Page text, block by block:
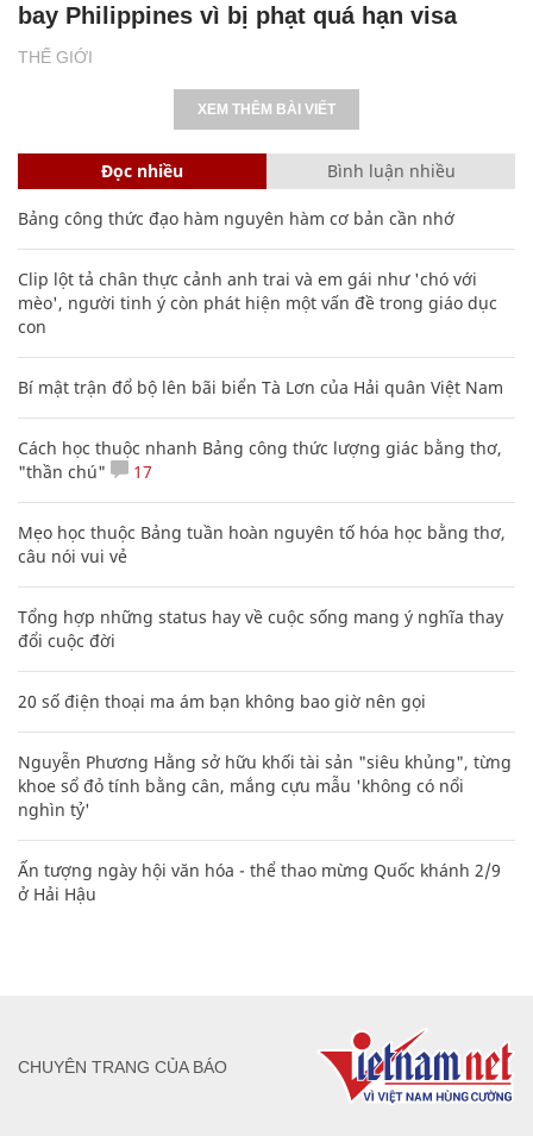
THẾ GIỚI
bay Philippines vì bị phạt quá hạn visa
XEM THÊM BÀI VIẾT
Đọc nhiều Bình luận nhiều
Bảng công thức đạo hàm nguyên hàm cơ bản cần nhớ
Clip lột tả chân thực cảnh anh trai và em gái như 'chó với
mèo', người tinh ý còn phát hiện một vấn đề trong giáo dục
con
Bí mật trận đổ bộ lên bãi biển Tà Lơn của Hải quân Việt Nam
Cách học thuộc nhanh Bảng công thức lượng giác bằng thơ,
"thần chú"
17
Mẹo học thuộc Bảng tuần hoàn nguyên tố hóa học bằng thơ,
câu nói vui vẻ
Tổng hợp những status hay về cuộc sống mang ý nghĩa thay
đổi cuộc đời
20 số điện thoại ma ám bạn không bao giờ nên gọi
Nguyễn Phương Hằng sở hữu khối tài sản "siêu khủng", từng
khoe sổ đỏ tính bằng cân, mắng cựu mẫu 'không có nổi
nghìn tỷ'
Ấn tượng ngày hội văn hóa - thể thao mừng Quốc khánh 2/9
ở Hải Hậu
CHUYÊN TRANG CỦA BÁO